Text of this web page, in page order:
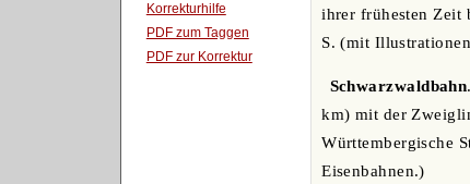
Korrekturhilfe
PDF zum Taggen
PDF zur Korrektur
ihrer frühesten Zeit
S. (mit
Schwarzwaldbahn
km) mit der
Württembergische
Eisenbahnen.)